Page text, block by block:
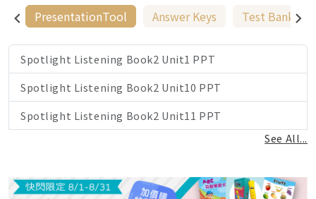
PresentationTool Answer Keys Test Bank
Spotlight Listening Book2 Unit1 PPT
Spotlight Listening Book2 Unit10 PPT
Spotlight Listening Book2 Unit11 PPT
See All...